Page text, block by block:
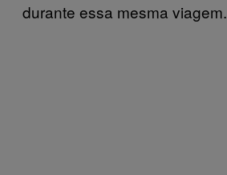
durante essa mesma viagem.